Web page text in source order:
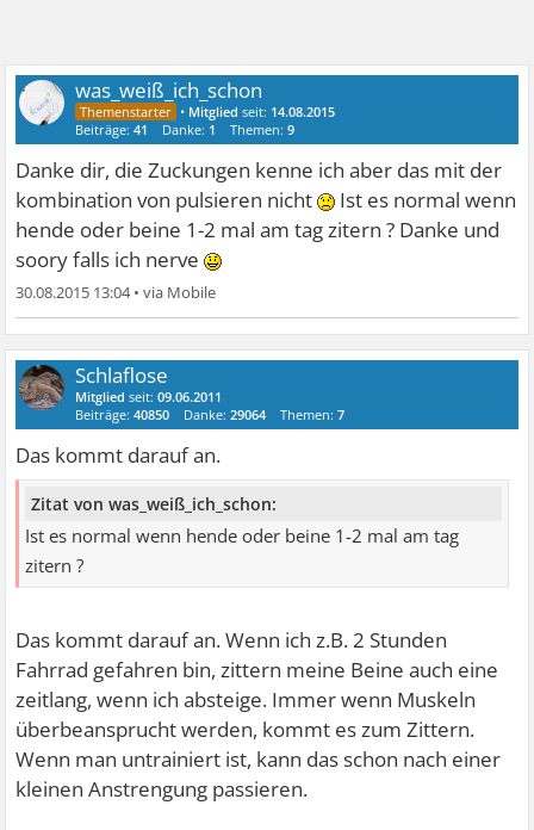
was_weiß_ich_schon
• Mitglied seit: 14.08.2015
Beiträge:41 Danke: 1 Themen:9
Danke dir, die Zuckungen kenne ich aber das mit der
kombination von pulsieren nicht
Ist es normal wenn
hende oder beine 1-2 mal am tag zitern ? Danke und
soory falls ich nerve
30.08.2015 13:04•
Schlaflose
Mitglied seit:09.06.2011
Beiträge:40850 Danke:29064 Themen:7
Das kommt darauf an.
Zitat von was_weiß_ich_schon:
Ist es normal wenn hende oder beine 1-2 mal am tag
zitern ?
Das kommt darauf an. Wenn ich z.B. 2 Stunden
Fahrrad gefahren bin, zittern meine Beine auch eine
zeitlang, wenn ich absteige. Immer wenn Muskeln
überbeansprucht werden, kommt es zum Zittern.
Wenn man untrainiert ist, kann das schon nach einer
kleinen Anstrengung passieren.